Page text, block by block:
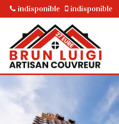
indisponible indisponible